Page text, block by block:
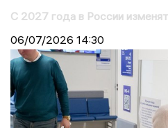
С 2027 года в России
06/07/2026 14:30